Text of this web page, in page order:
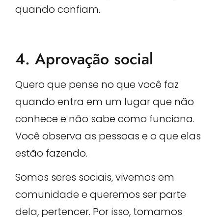
quando confiam.
4. Aprovação social
Quero que pense no que você faz
quando entra em um lugar que não
conhece e não sabe como funciona.
Você observa as pessoas e o que elas
estão fazendo.
Somos seres sociais, vivemos em
comunidade e queremos ser parte
dela, pertencer. Por isso, tomamos